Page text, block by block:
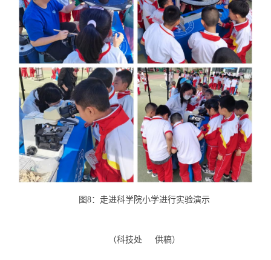
图8：走进科学院小学进行实验演示
（科技处 供稿）